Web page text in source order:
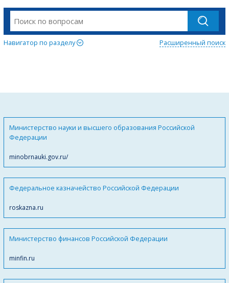
Навигатор по разделу Расширенный поиск
Министерство науки и высшего образования Российской
Федерации
minobrnauki.gov.ru/
Федеральное казначейство Российской Федерации
roskazna.ru
Министерство финансов Российской Федерации
minfin.ru